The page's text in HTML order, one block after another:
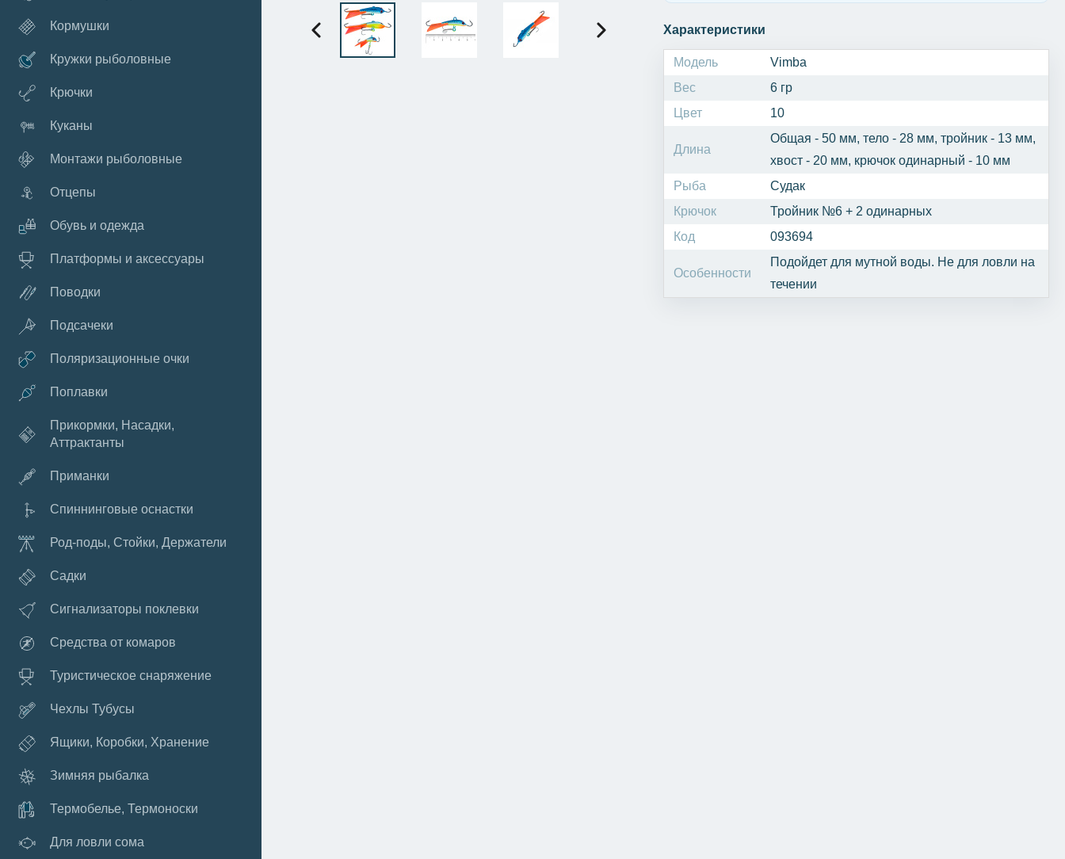
Кормушки
Кружки рыболовные
Крючки
Куканы
Монтажи рыболовные
Отцепы
Обувь и одежда
Платформы и аксессуары
Поводки
Подсачеки
Поляризационные очки
Поплавки
Прикормки, Насадки,
Аттрактанты
Приманки
Спиннинговые оснастки
Род-поды, Стойки, Держатели
Садки
Сигнализаторы поклевки
Средства от комаров
Туристическое снаряжение
Чехлы Тубусы
Ящики, Коробки, Хранение
Зимняя рыбалка
Термобелье, Термоноски
Для ловли сома
Характеристики
Модель
Vimba
Вес
6 гр
Цвет
10
Длина
Общая - 50 мм, тело - 28 мм, тройник - 13 мм,
хвост - 20 мм, крючок одинарный - 10 мм
Рыба
Судак
Крючок
Тройник №6 + 2 одинарных
Код
093694
Особенности
Подойдет для мутной воды. Не для ловли на
течении